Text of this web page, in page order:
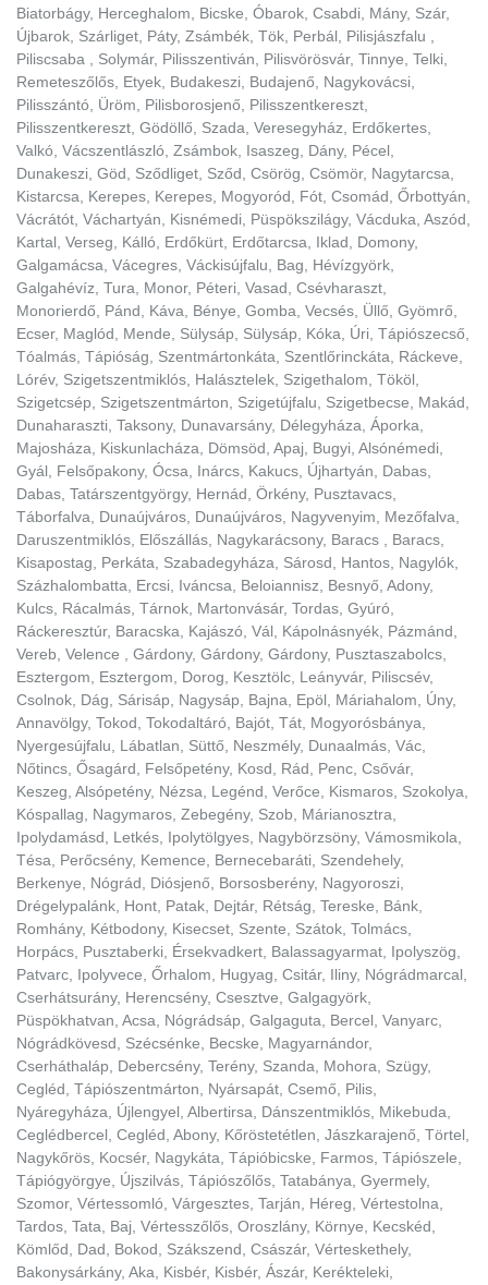
Biatorbágy, Herceghalom, Bicske, Óbarok, Csabdi, Mány, Szár,
Újbarok, Szárliget, Páty, Zsámbék, Tök, Perbál, Pilisjászfalu ,
Piliscsaba , Solymár, Pilisszentiván, Pilisvörösvár, Tinnye, Telki,
Remeteszőlős, Etyek, Budakeszi, Budajenő, Nagykovácsi,
Pilisszántó, Üröm, Pilisborosjenő, Pilisszentkereszt,
Pilisszentkereszt, Gödöllő, Szada, Veresegyház, Erdőkertes,
Valkó, Vácszentlászló, Zsámbok, Isaszeg, Dány, Pécel,
Dunakeszi, Göd, Sződliget, Sződ, Csörög, Csömör, Nagytarcsa,
Kistarcsa, Kerepes, Kerepes, Mogyoród, Fót, Csomád, Őrbottyán,
Vácrátót, Váchartyán, Kisnémedi, Püspökszilágy, Vácduka, Aszód,
Kartal, Verseg, Kálló, Erdőkürt, Erdőtarcsa, Iklad, Domony,
Galgamácsa, Vácegres, Váckisújfalu, Bag, Hévízgyörk,
Galgahévíz, Tura, Monor, Péteri, Vasad, Csévharaszt,
Monorierdő, Pánd, Káva, Bénye, Gomba, Vecsés, Üllő, Gyömrő,
Ecser, Maglód, Mende, Sülysáp, Sülysáp, Kóka, Úri, Tápiószecső,
Tóalmás, Tápióság, Szentmártonkáta, Szentlőrinckáta, Ráckeve,
Lórév, Szigetszentmiklós, Halásztelek, Szigethalom, Tököl,
Szigetcsép, Szigetszentmárton, Szigetújfalu, Szigetbecse, Makád,
Dunaharaszti, Taksony, Dunavarsány, Délegyháza, Áporka,
Majosháza, Kiskunlacháza, Dömsöd, Apaj, Bugyi, Alsónémedi,
Gyál, Felsőpakony, Ócsa, Inárcs, Kakucs, Újhartyán, Dabas,
Dabas, Tatárszentgyörgy, Hernád, Örkény, Pusztavacs,
Táborfalva, Dunaújváros, Dunaújváros, Nagyvenyim, Mezőfalva,
Daruszentmiklós, Előszállás, Nagykarácsony, Baracs , Baracs,
Kisapostag, Perkáta, Szabadegyháza, Sárosd, Hantos, Nagylók,
Százhalombatta, Ercsi, Iváncsa, Beloiannisz, Besnyő, Adony,
Kulcs, Rácalmás, Tárnok, Martonvásár, Tordas, Gyúró,
Ráckeresztúr, Baracska, Kajászó, Vál, Kápolnásnyék, Pázmánd,
Vereb, Velence , Gárdony, Gárdony, Gárdony, Pusztaszabolcs,
Esztergom, Esztergom, Dorog, Kesztölc, Leányvár, Piliscsév,
Csolnok, Dág, Sárisáp, Nagysáp, Bajna, Epöl, Máriahalom, Úny,
Annavölgy, Tokod, Tokodaltáró, Bajót, Tát, Mogyorósbánya,
Nyergesújfalu, Lábatlan, Süttő, Neszmély, Dunaalmás, Vác,
Nőtincs, Ősagárd, Felsőpetény, Kosd, Rád, Penc, Csővár,
Keszeg, Alsópetény, Nézsa, Legénd, Verőce, Kismaros, Szokolya,
Kóspallag, Nagymaros, Zebegény, Szob, Márianosztra,
Ipolydamásd, Letkés, Ipolytölgyes, Nagybörzsöny, Vámosmikola,
Tésa, Perőcsény, Kemence, Bernecebaráti, Szendehely,
Berkenye, Nógrád, Diósjenő, Borsosberény, Nagyoroszi,
Drégelypalánk, Hont, Patak, Dejtár, Rétság, Tereske, Bánk,
Romhány, Kétbodony, Kisecset, Szente, Szátok, Tolmács,
Horpács, Pusztaberki, Érsekvadkert, Balassagyarmat, Ipolyszög,
Patvarc, Ipolyvece, Őrhalom, Hugyag, Csitár, Iliny, Nógrádmarcal,
Cserhátsurány, Herencsény, Csesztve, Galgagyörk,
Püspökhatvan, Acsa, Nógrádsáp, Galgaguta, Bercel, Vanyarc,
Nógrádkövesd, Szécsénke, Becske, Magyarnándor,
Cserháthaláp, Debercsény, Terény, Szanda, Mohora, Szügy,
Cegléd, Tápiószentmárton, Nyársapát, Csemő, Pilis,
Nyáregyháza, Újlengyel, Albertirsa, Dánszentmiklós, Mikebuda,
Ceglédbercel, Cegléd, Abony, Kőröstetétlen, Jászkarajenő, Törtel,
Nagykőrös, Kocsér, Nagykáta, Tápióbicske, Farmos, Tápiószele,
Tápiógyörgye, Újszilvás, Tápiószőlős, Tatabánya, Gyermely,
Szomor, Vértessomló, Várgesztes, Tarján, Héreg, Vértestolna,
Tardos, Tata, Baj, Vértesszőlős, Oroszlány, Környe, Kecskéd,
Kömlőd, Dad, Bokod, Szákszend, Császár, Vérteskethely,
Bakonysárkány, Aka, Kisbér, Kisbér, Ászár, Kerékteleki,